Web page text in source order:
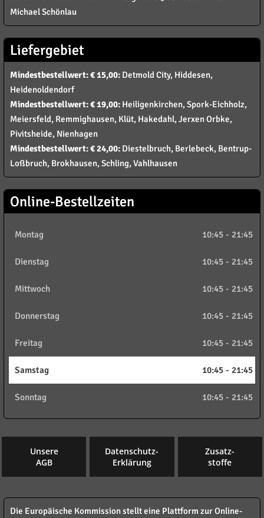
Michael Schönlau
Liefergebiet
Mindestbestellwert: € 15,00: Detmold City, Hiddesen,
Heidenoldendorf
Mindestbestellwert: € 19,00: Heiligenkirchen, Spork-Eichholz,
Meiersfeld, Remmighausen, Klüt, Hakedahl, Jerxen Orbke,
Pivitsheide, Nienhagen
Mindestbestellwert: € 24,00: Diestelbruch, Berlebeck, Bentrup-
Loßbruch, Brokhausen, Schling, Vahlhausen
Online-Bestellzeiten
Montag 10:45 - 21:45
Dienstag 10:45 - 21:45
Mittwoch 10:45 - 21:45
Donnerstag 10:45 - 21:45
Freitag 10:45 - 21:45
Samstag 10:45 - 21:45
Sonntag 10:45 - 21:45
Unsere
AGB
Datenschutz-
Erklärung
Zusatz-
stoffe
Die Europäische Kommission stellt eine Plattform zur Online-